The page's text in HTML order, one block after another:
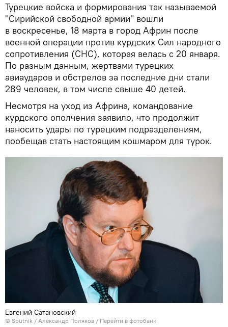
Турецкие войска и формирования так называемой
"Сирийской свободной армии" вошли
в воскресенье, 18 марта в город Африн после
военной операции против курдских Сил народного
сопротивления (СНС), которая велась с 20 января.
По разным данным, жертвами турецких
авиаударов и обстрелов за последние дни стали
289 человек, в том числе свыше 40 детей.
Несмотря на уход из Африна, командование
курдского ополчения заявило, что продолжит
наносить удары по турецким подразделениям,
пообещав стать настоящим кошмаром для турок.
Евгений Сатановский
© Sputnik / Александр Поляков / Перейти в фотобанк